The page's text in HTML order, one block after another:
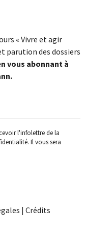
« Vivre et agir
parution des dossiers
vous abonnant à
l'infolettre de la
. Il vous sera
| Crédits